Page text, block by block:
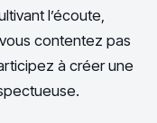
l’écoute,
contentez pas
à créer une